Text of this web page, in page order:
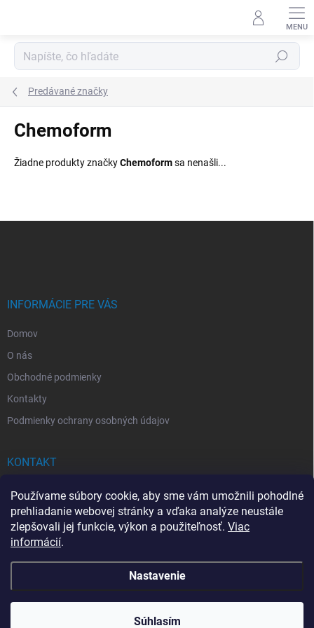
Používame súbory cookie, aby sme vám umožnili pohodlné
prehliadanie webovej stránky a vďaka analýze neustále
zlepšovali jej funkcie, výkon a použiteľnosť. Viac
informácií.
Nastavenie
Súhlasím
Hľadať
Predávané značky
Chemoform
Žiadne produkty značkyChemoformsa nenašli...
INFORMÁCIE PRE VÁS
Domov
O nás
Obchodné podmienky
Kontakty
Podmienky ochrany osobných údajov
KONTAKT
info@drogerkovo.sk
Copyright 2026Drogerkovo. Všetky práva vyhradené.Upraviť nastavenie
cookies